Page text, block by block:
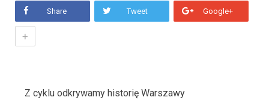
Share Tweet Google+
+
Z cyklu odkrywamy historię Warszawy